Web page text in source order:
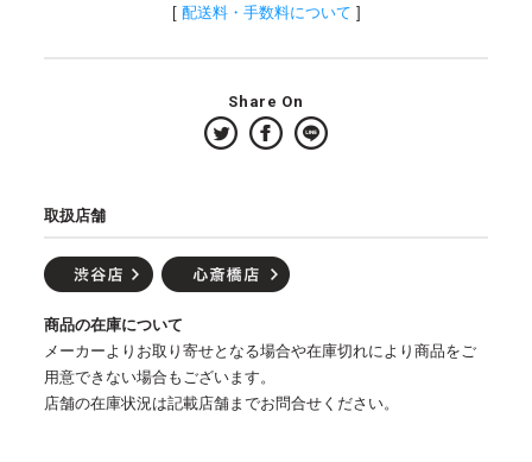
[ 配送料・手数料について ]
Share On
取扱店舗
商品の在庫について
メーカーよりお取り寄せとなる場合や在庫切れにより商品をご
用意できない場合もございます。
店舗の在庫状況は記載店舗までお問合せください。